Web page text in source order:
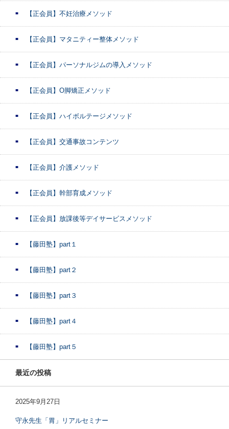
【正会員】不妊治療メソッド
【正会員】マタニティー整体メソッド
【正会員】パーソナルジムの導入メソッド
【正会員】O脚矯正メソッド
【正会員】ハイボルテージメソッド
【正会員】交通事故コンテンツ
【正会員】介護メソッド
【正会員】幹部育成メソッド
【正会員】放課後等デイサービスメソッド
【藤田塾】part１
【藤田塾】part２
【藤田塾】part３
【藤田塾】part４
【藤田塾】part５
最近の投稿
2025年9月27日
守永先生「胃」リアルセミナー